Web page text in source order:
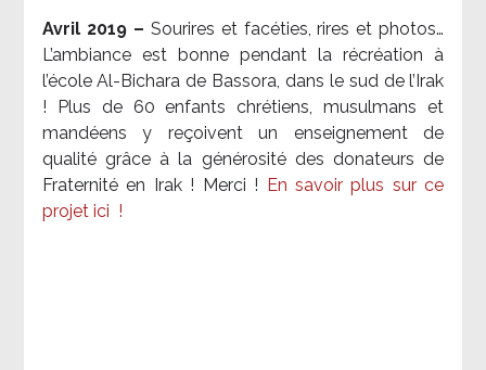
Avril 2019 – Sourires et facéties, rires et photos…
L’ambiance est bonne pendant la récréation à
l’école Al-Bichara de Bassora, dans le sud de l’Irak
! Plus de 60 enfants chrétiens, musulmans et
mandéens y reçoivent un enseignement de
qualité grâce à la générosité des donateurs de
Fraternité en Irak ! Merci !
En savoir plus sur ce
projet ici !